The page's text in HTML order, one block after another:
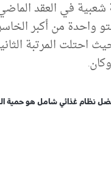
شعبية في العقد
واحدة من أكبر
احتلت المرتبة
نظام غذائي شامل هو حمية